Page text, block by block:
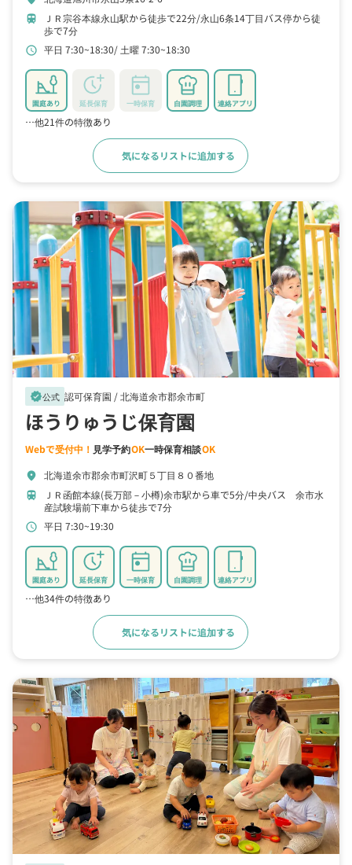
train ＪＲ宗谷本線永山駅から徒歩で22分 永山6条14丁目バス停から徒
歩で7分
schedule 平日 7:30~18:30 土曜 7:30~18:30
園庭あり 延長保育 一時保育 自園調理 連絡アプリ
…他21件の特徴あり
気になるリストに追加する
verified公式 認可保育園 /北海道余市郡余市町
ほうりゅうじ保育園
Webで受付中！ 見学予約OK一時保育相談OK
location_on 北海道余市郡余市町沢町５丁目８０番地
train ＪＲ函館本線(長万部－小樽)余市駅から車で5分 中央バス 余市水
産試験場前下車から徒歩で7分
schedule 平日 7:30~19:30
園庭あり 延長保育 一時保育 自園調理 連絡アプリ
…他34件の特徴あり
気になるリストに追加する